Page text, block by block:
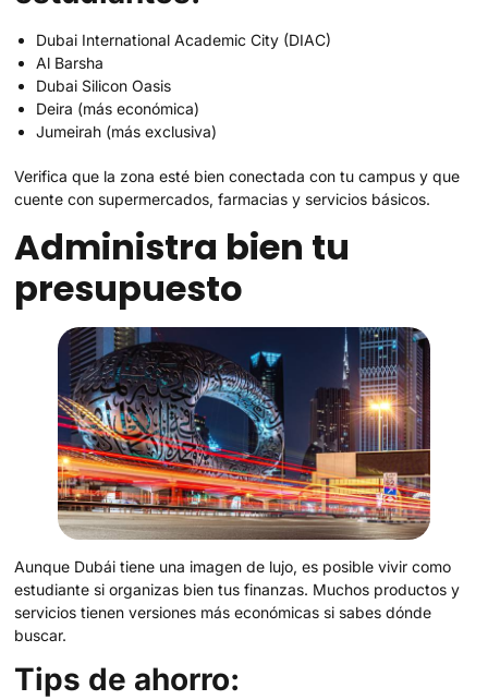
Dubai International Academic City (DIAC)
Al Barsha
Dubai Silicon Oasis
Deira (más económica)
Jumeirah (más exclusiva)
Verifica que la zona esté bien conectada con tu campus y que
cuente con supermercados, farmacias y servicios básicos.
Administra bien tu
presupuesto
Aunque Dubái tiene una imagen de lujo, es posible vivir como
estudiante si organizas bien tus finanzas. Muchos productos y
servicios tienen versiones más económicas si sabes dónde
buscar.
Tips de ahorro: